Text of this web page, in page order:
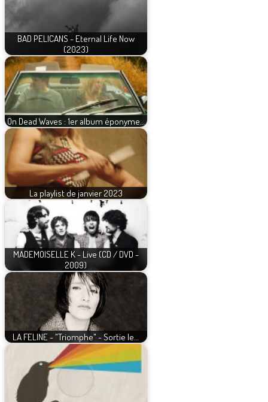
BAD PELICANS - Eternal Life Now
(2023)
On Dead Waves : 1er album éponyme…
La playlist de janvier 2023
MADEMOISELLE K - Live (CD / DVD -
2009)
LA FELINE - "Triomphe" - Sortie le…